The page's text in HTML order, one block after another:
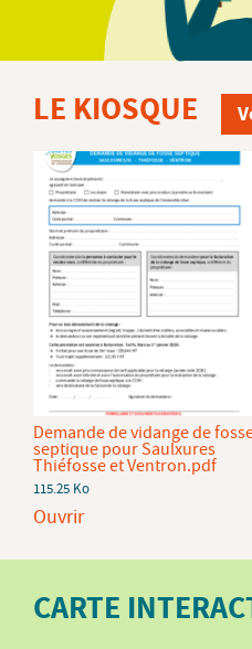
LE KIOSQUE
Demande de vidange de
septique pour Saulxures
Thiéfosse et Ventron.pdf
115.25 Ko
Ouvrir
CARTE